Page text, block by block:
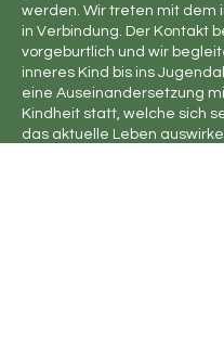
werden. Wir treten mit dem
in Verbindung. Der Kontakt
vorgeburtlich und wir
inneres Kind bis ins
eine Auseinandersetzung
Kindheit statt, welche sich
das aktuelle Leben